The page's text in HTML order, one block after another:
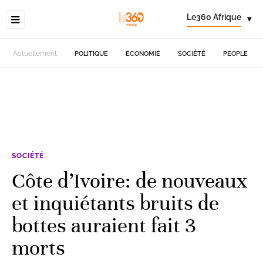
Le360 Afrique ▾
Actuellement POLITIQUE ECONOMIE SOCIÉTÉ PEOPLE
SOCIÉTÉ
Côte d’Ivoire: de nouveaux
et inquiétants bruits de
bottes auraient fait 3
morts